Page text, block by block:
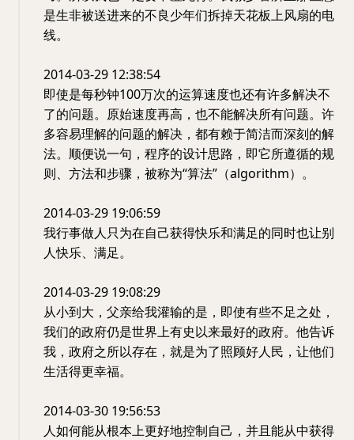
是生非被送进来的不良少年们拆掉天花板上风扇的电
线。
2014-03-29 12:38:54
即使是每秒钟100万次的运算速度也还有许多解决不
了的问题。原始速度再高，也不能解决所有问题。许
多容易理解的问题的解决，都有赖于简洁而深刻的解
法。顺便说一句，程序的设计思路，即它所遵循的规
则、方法和步骤，被称为“算法”（algorithm）。
2014-03-29 19:06:59
我行事做人只为在自己获得快乐和满足的同时也让别
人快乐、满足。
2014-03-29 19:08:29
从小到大，父亲给我灌输的是，即使有些不足之处，
我们的政府仍是世界上有史以来最好的政府。他告诉
我，政府之所以存在，就是为了照顾好人民，让他们
生活得更幸福。
2014-03-30 19:56:53
人如何能从根本上更好地控制自己，并且能从中获得